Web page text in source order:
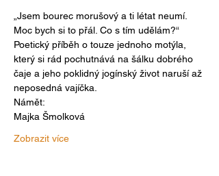
„Jsem bourec morušový a ti létat neumí.
Moc bych si to přál. Co s tím udělám?“
Poetický příběh o touze jednoho motýla,
který si rád pochutnává na šálku dobrého
čaje a jeho poklidný jogínský život naruší až
neposedná vajíčka.
Námět:
Majka Šmolková
Zobrazit více